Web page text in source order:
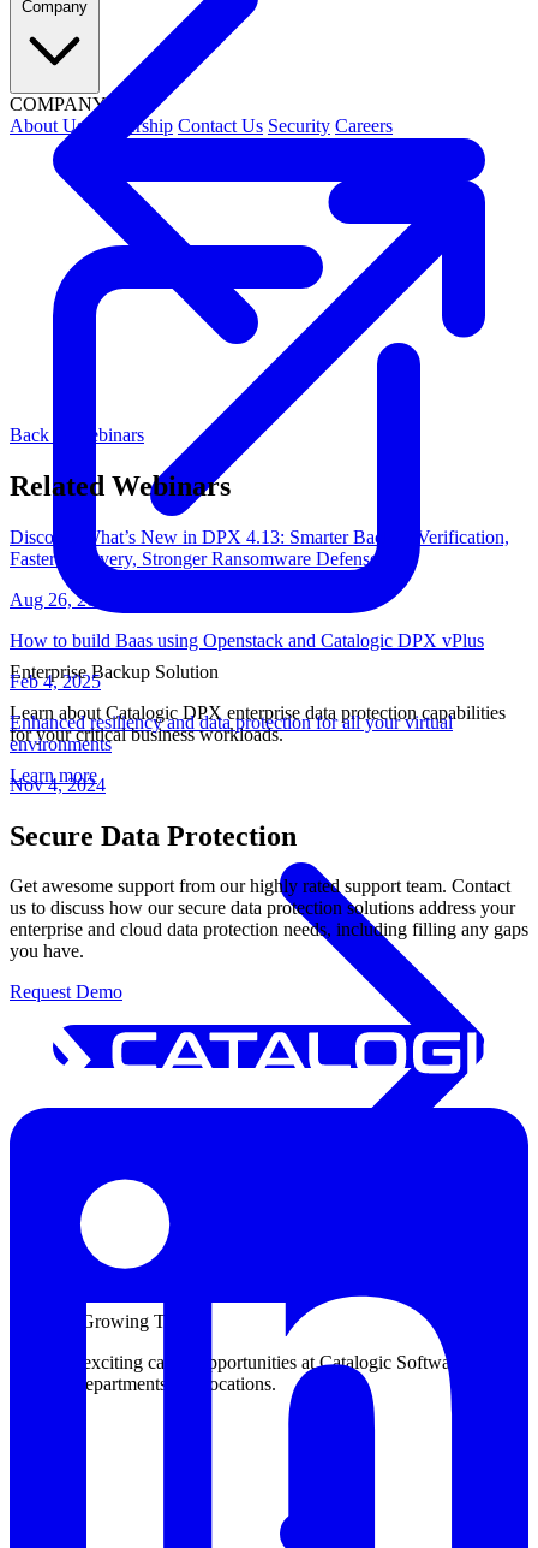
COMPANY
About Us
Leadership Contact Us Security Careers
Enterprise Backup Solution
Learn about Catalogic DPX enterprise data protection capabilities
for your critical business workloads.
Learn more
Join Our Growing Team
Discover exciting career opportunities at Catalogic Software across
multiple departments and locations.
Back to Webinars
Related Webinars
Discover What’s New in DPX 4.13: Smarter Backup Verification,
Faster Recovery, Stronger Ransomware Defense
Aug 26, 2025
How to build Baas using Openstack and Catalogic DPX vPlus
Feb 4, 2025
Enhanced resiliency and data protection for all your virtual
environments
Nov 4, 2024
Secure Data Protection
Get awesome support from our highly rated support team. Contact
us to discuss how our secure data protection solutions address your
enterprise and cloud data protection needs, including filling any gaps
you have.
Request Demo